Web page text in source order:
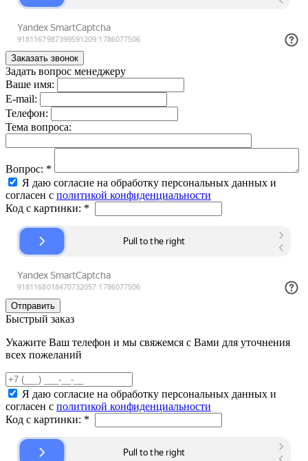
Задать вопрос менеджеру
Ваше имя:
E-mail:
Телефон:
Тема вопроса:
Вопрос: *
Я даю согласие на обработку персональных данных и
согласен с политикой конфиденциальности
Код с картинки: *
Быстрый заказ
Укажите Ваш телефон и мы свяжемся с Вами для уточнения
всех пожеланий
Я даю согласие на обработку персональных данных и
согласен с политикой конфиденциальности
Код с картинки: *